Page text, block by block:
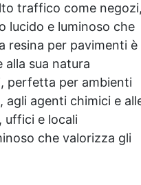
traffico come
lucido e luminoso che
resina per pavimenti è
sua natura
perfetta per ambienti
agli agenti chimici e
uffici e locali
che valorizza gli